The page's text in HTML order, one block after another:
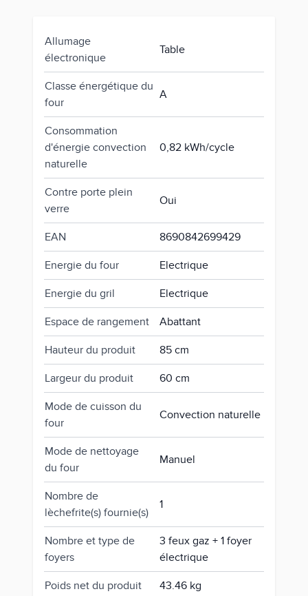
Allumage
électronique
Table
Classe énergétique du
four
A
Consommation
d'énergie convection
naturelle
0,82 kWh/cycle
Contre porte plein
verre
Oui
EAN 8690842699429
Energie du four Electrique
Energie du gril Electrique
Espace de rangement Abattant
Hauteur du produit 85 cm
Largeur du produit 60 cm
Mode de cuisson du
four
Convection naturelle
Mode de nettoyage
du four
Manuel
Nombre de
lèchefrite(s) fournie(s)
1
Nombre et type de
foyers
3 feux gaz + 1 foyer
électrique
Poids net du produit 43.46 kg